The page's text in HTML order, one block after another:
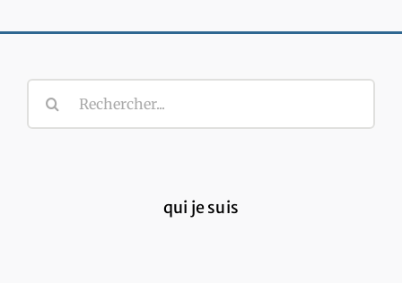
Rechercher:
qui je suis